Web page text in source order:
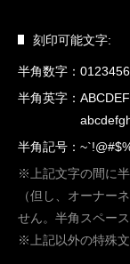
刻印可能文字:
半角数字：
半角英字：
半角記号：
※上記文字の間に半
（但し、オーナー
せん。半角スペー
※上記以外の特殊文